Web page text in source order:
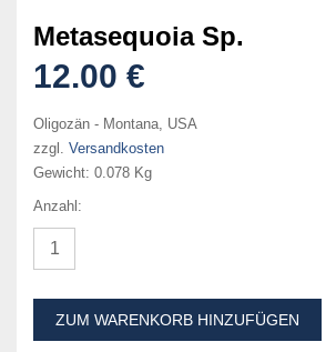
Metasequoia Sp.
12.00 €
Oligozän - Montana, USA
zzgl. Versandkosten
Gewicht: 0.078 Kg
Anzahl:
ZUM WARENKORB HINZUFÜGEN